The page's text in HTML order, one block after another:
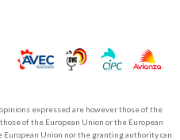
expressed are however those of the
of the European Union or the European
European Union nor the granting authority can